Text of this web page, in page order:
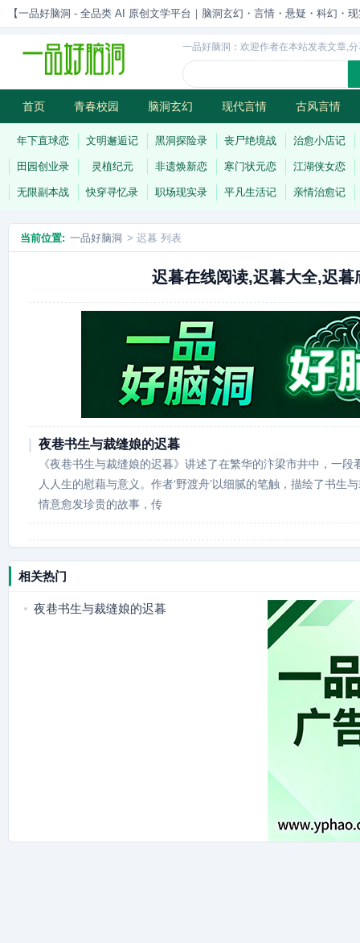
【一品好脑洞 - 全品类 AI 原创文学平台｜脑洞玄幻・言情・悬疑・科幻・
一品好脑洞：欢迎作者在本站发表文章,
首页 青春校园 脑洞玄幻 现代言情 古风言情
历史权谋 武侠江湖 灵异志怪 连载
年下直球恋 文明邂逅记 黑洞探险录 丧尸绝境战 治愈小店记
田园创业录 灵植纪元 非遗焕新恋 寒门状元恋 江湖侠女恋
无限副本战 快穿寻忆录 职场现实录 平凡生活记 亲情治愈记
当前位置: 一品好脑洞 > 迟暮 列表
迟暮在线阅读,迟暮大全,迟暮
夜巷书生与裁缝娘的迟暮
《夜巷书生与裁缝娘的迟暮》讲述了在繁华的汴梁市井中，一
人人生的慰藉与意义。作者‘野渡舟’以细腻的笔触，描绘了书生
情意愈发珍贵的故事，传
相关热门
夜巷书生与裁缝娘的迟暮